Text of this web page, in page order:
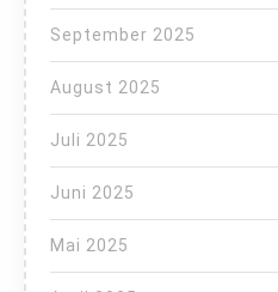
September 2025
August 2025
Juli 2025
Juni 2025
Mai 2025